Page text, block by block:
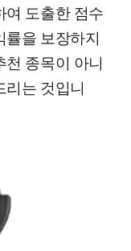
여 도출한 점수
률을 보장하지
종목이 아니
리는 것입니